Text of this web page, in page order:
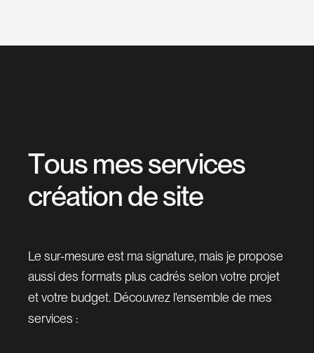
Tousmesservices
créationdesite
Le sur-mesure est ma signature, mais je propose
aussi des formats plus cadrés selon votre projet
et votre budget. Découvrez l'ensemble de mes
services :